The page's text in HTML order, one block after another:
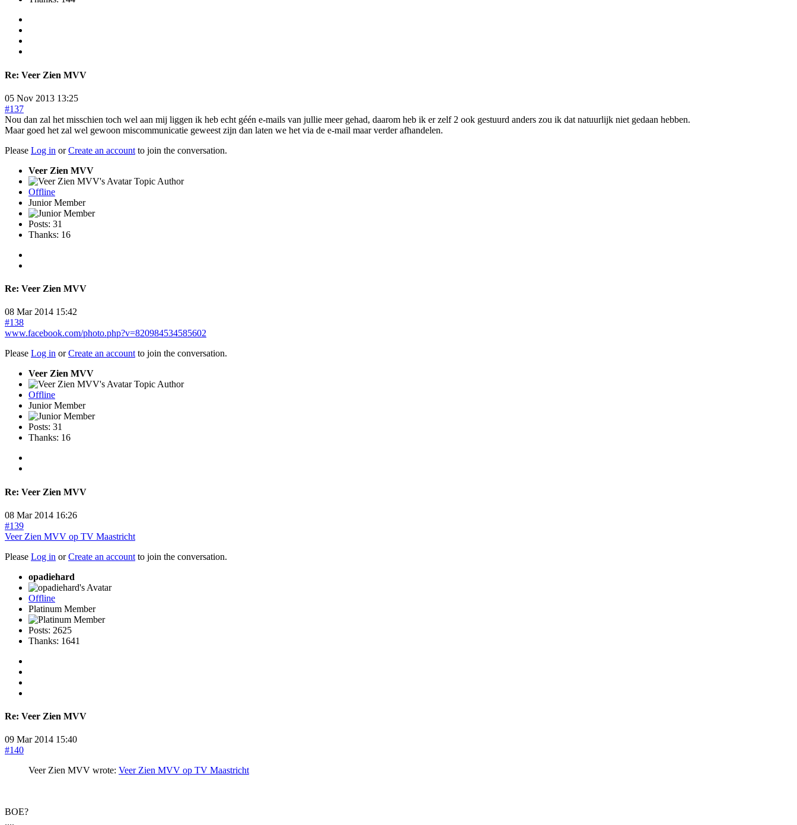
Re: Veer Zien MVV
05 Nov 2013 13:25
#137
Nou dan zal het misschien toch wel aan mij liggen ik heb echt géén e-mails van jullie meer gehad, daarom heb ik er zelf 2 ook gestuurd anders zou ik dat natuurlijk niet gedaan hebben.
Maar goed het zal wel gewoon miscommunicatie geweest zijn dan laten we het via de e-mail maar verder afhandelen.
Please Log in orCreate an account to join the conversation.
Veer Zien MVV
Topic Author
Offline
Junior Member
Posts: 31
Thanks: 16
Re: Veer Zien MVV
08 Mar 2014 15:42
#138
www.facebook.com/photo.php?v=820984534585602
Please Log in orCreate an accountto join the conversation.
Veer Zien MVV
Topic Author
Offline
Junior Member
Posts: 31
Thanks: 16
Re: Veer Zien MVV
08 Mar 2014 16:26
#139
Veer Zien MVV op TV Maastricht
Please Log in orCreate an account to join the conversation.
opadiehard
Offline
Platinum Member
Posts: 2625
Thanks: 1641
Re: Veer Zien MVV
09 Mar 2014 15:40
#140
Veer Zien MVV wrote: Veer Zien MVV op TV Maastricht
BOE?
....